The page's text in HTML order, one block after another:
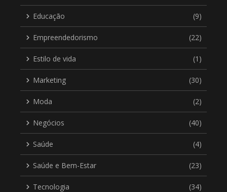
Educação (9)
Empreendedorismo (22)
Estilo de vida (1)
Marketing (30)
Moda (2)
Negócios (40)
Saúde (4)
Saúde e Bem-Estar (23)
Tecnologia (34)